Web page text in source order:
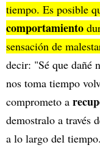
tiempo. Es posible
comportamiento
sensación de
decir: "Sé que dañé
nos toma tiempo
comprometo a
demostralo a través
a lo largo del tiempo.